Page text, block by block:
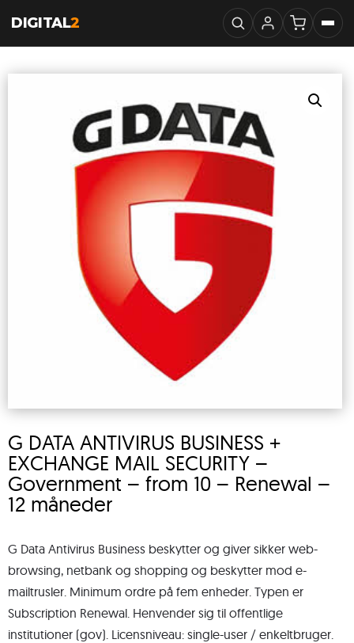
DIGITAL2
G DATA ANTIVIRUS BUSINESS +
EXCHANGE MAIL SECURITY –
Government – from 10 – Renewal –
12 måneder
G Data Antivirus Business beskytter og giver sikker web-
browsing, netbank og shopping og beskytter mod e-
mailtrusler. Minimum ordre på fem enheder. Typen er
Subscription Renewal. Henvender sig til offentlige
institutioner (gov). Licensniveau: single-user / enkeltbruger.